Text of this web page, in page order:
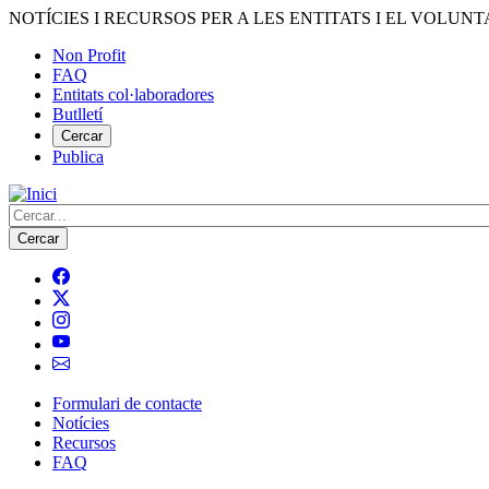
Vés
contingut
NOTÍCIES I RECURSOS PER A LES ENTITATS I EL
Menú
del
compte
d'usuari
Non Profit
FAQ
Entitats col·laboradores
Butlletí
Cercar
Publica
Cerca
Navegació
principal
Formulari de contacte
Notícies
Recursos
FAQ